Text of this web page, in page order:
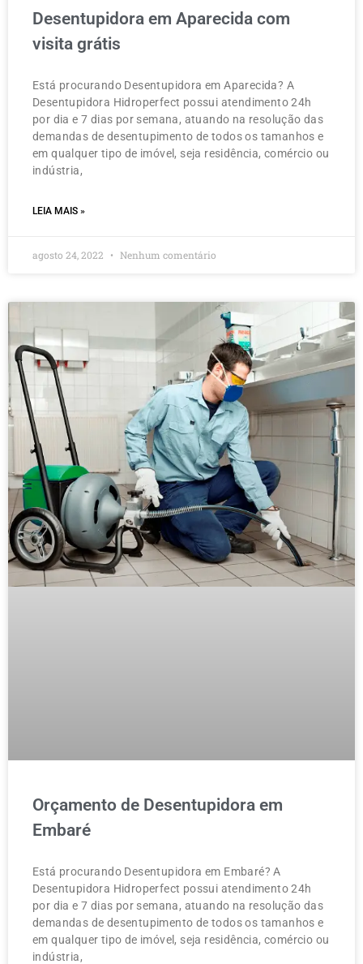
Desentupidora em Aparecida com
visita grátis
Está procurando Desentupidora em Aparecida? A
Desentupidora Hidroperfect possui atendimento 24h
por dia e 7 dias por semana, atuando na resolução das
demandas de desentupimento de todos os tamanhos e
em qualquer tipo de imóvel, seja residência, comércio ou
indústria,
LEIA MAIS »
agosto 24, 2022 Nenhum comentário
Orçamento de Desentupidora em
Embaré
Está procurando Desentupidora em Embaré? A
Desentupidora Hidroperfect possui atendimento 24h
por dia e 7 dias por semana, atuando na resolução das
demandas de desentupimento de todos os tamanhos e
em qualquer tipo de imóvel, seja residência, comércio ou
indústria,